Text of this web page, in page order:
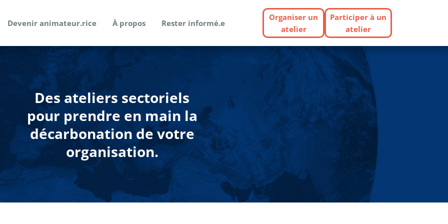
Devenir animateur.rice À propos Rester informé.e
Organiser un
atelier
Participer à un
atelier
Des ateliers sectoriels
pour prendre en main la
décarbonation de votre
organisation.